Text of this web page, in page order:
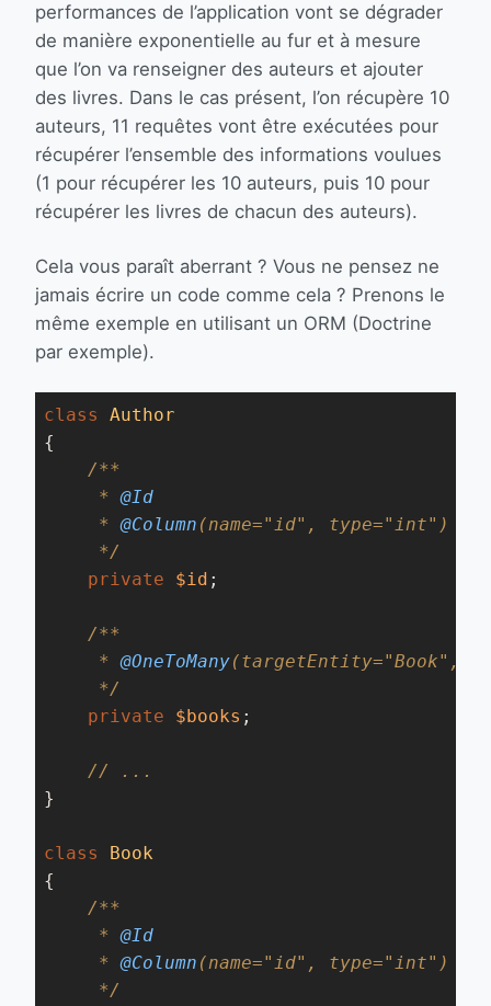
performances de l’application vont se dégrader
de manière exponentielle au fur et à mesure
que l’on va renseigner des auteurs et ajouter
des livres. Dans le cas présent, l’on récupère 10
auteurs, 11 requêtes vont être exécutées pour
récupérer l’ensemble des informations voulues
(1 pour récupérer les 10 auteurs, puis 10 pour
récupérer les livres de chacun des auteurs).
Cela vous paraît aberrant ? Vous ne pensez ne
jamais écrire un code comme cela ? Prenons le
même exemple en utilisant un ORM (Doctrine
par exemple).
class
Author
{
/**
     *
@Id
     *
@Column (name="id", type="int")
     */
private
$id ;
/**
     *
@OneToMany(targetEntity="Book",
     */
private
$books ;
// ...
}
class
Book
{
/**
     *
@Id
     *
@Column (name="id", type="int")
     */